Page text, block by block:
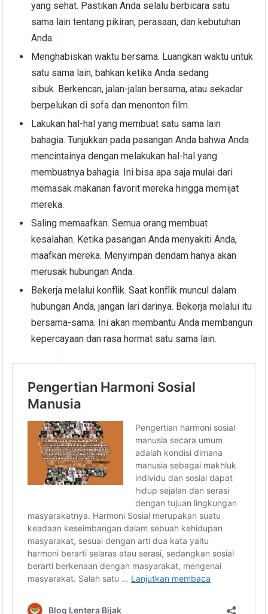
yang sehat. Pastikan Anda selalu berbicara satu
sama lain tentang pikiran, perasaan, dan kebutuhan
Anda.
Menghabiskan waktu bersama. Luangkan waktu untuk
satu sama lain, bahkan ketika Anda sedang
sibuk. Berkencan, jalan-jalan bersama, atau sekadar
berpelukan di sofa dan menonton film.
Lakukan hal-hal yang membuat satu sama lain
bahagia. Tunjukkan pada pasangan Anda bahwa Anda
mencintainya dengan melakukan hal-hal yang
membuatnya bahagia. Ini bisa apa saja mulai dari
memasak makanan favorit mereka hingga memijat
mereka.
Saling memaafkan. Semua orang membuat
kesalahan. Ketika pasangan Anda menyakiti Anda,
maafkan mereka. Menyimpan dendam hanya akan
merusak hubungan Anda.
Bekerja melalui konflik. Saat konflik muncul dalam
hubungan Anda, jangan lari darinya. Bekerja melalui itu
bersama-sama. Ini akan membantu Anda membangun
kepercayaan dan rasa hormat satu sama lain.